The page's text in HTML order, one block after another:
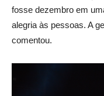
fosse dezembro em
alegria às pessoas. A
comentou.